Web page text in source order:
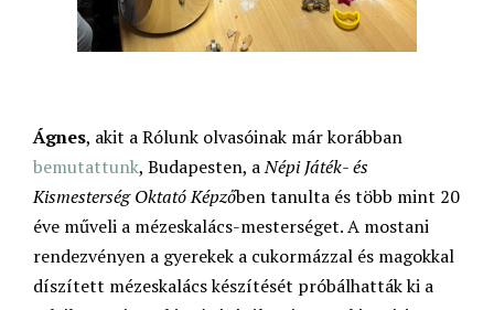
Ágnes, akit a Rólunk olvasóinak már korábban
bemutattunk, Budapesten, aNépi Játék- és
Kismesterség Oktató Képzőben tanulta és több mint 20
éve műveli a mézeskalács-mesterséget. A mostani
rendezvényen a gyerekek a cukormázzal és magokkal
díszített mézeskalács készítését próbálhatták ki a